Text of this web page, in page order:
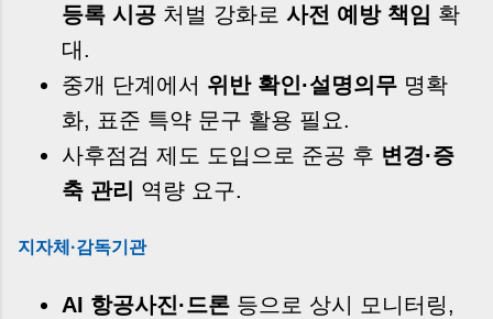
등록 시공 처벌 강화로 사전 예방 책임 확
대.
중개 단계에서 위반 확인·설명의무 명확
화, 표준 특약 문구 활용 필요.
사후점검 제도 도입으로 준공 후 변경·증
축 관리 역량 요구.
지자체·감독기관
AI 항공사진·드론 등으로 상시 모니터링,